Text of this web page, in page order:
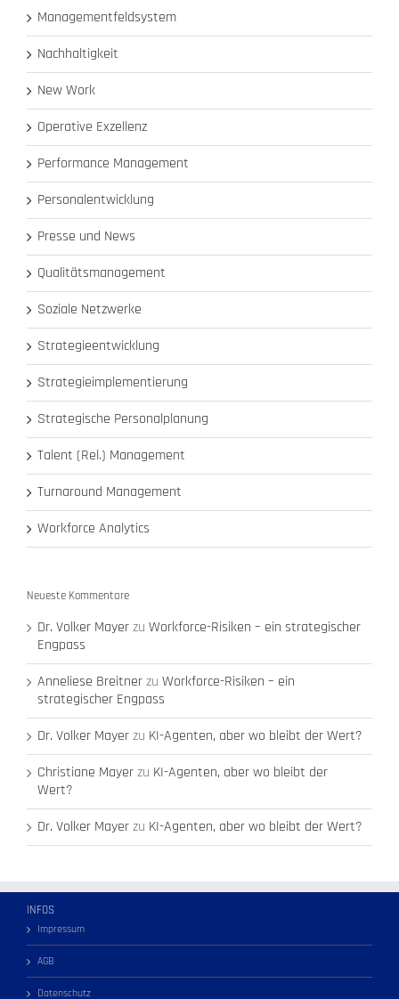
Managementfeldsystem
Nachhaltigkeit
New Work
Operative Exzellenz
Performance Management
Personalentwicklung
Presse und News
Qualitätsmanagement
Soziale Netzwerke
Strategieentwicklung
Strategieimplementierung
Strategische Personalplanung
Talent (Rel.) Management
Turnaround Management
Workforce Analytics
Neueste Kommentare
Dr. Volker Mayerzu Workforce-Risiken – ein strategischer
Engpass
Anneliese Breitnerzu Workforce-Risiken – ein
strategischer Engpass
Dr. Volker Mayerzu KI-Agenten, aber wo bleibt der Wert?
Christiane Mayerzu KI-Agenten, aber wo bleibt der
Wert?
Dr. Volker Mayerzu KI-Agenten, aber wo bleibt der Wert?
INFOS
Impressum
AGB
Datenschutz